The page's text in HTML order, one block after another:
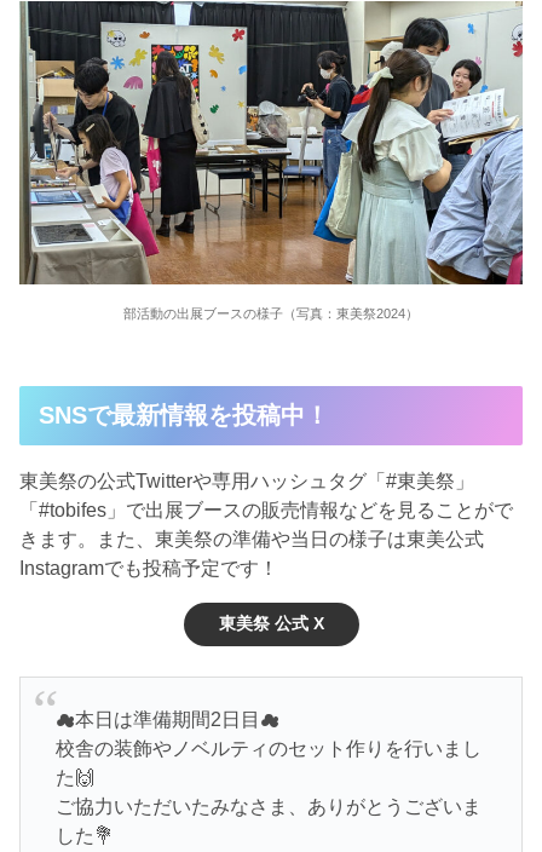
部活動の出展ブースの様子（写真：東美祭2024）
SNSで最新情報を投稿中！
東美祭の公式Twitterや専用ハッシュタグ「#東美祭」
「#tobifes」で出展ブースの販売情報などを見ることがで
きます。また、東美祭の準備や当日の様子は東美公式
Instagramでも投稿予定です！
東美祭 公式 X
☁本日は準備期間2日目☁
校舎の装飾やノベルティのセット作りを行いまし
た🙌
ご協力いただいたみなさま、ありがとうございま
した💐